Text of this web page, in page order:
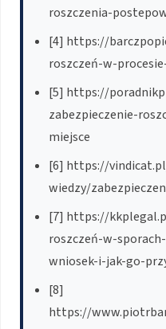
roszczenia-
[4] https://
roszczeń-w-
[5] https://
zabezpieczenie-
miejsce
[6] https://
wiedzy/
[7] https://
roszczeń-w-
wniosek-i-jak-go-
[8]
https://